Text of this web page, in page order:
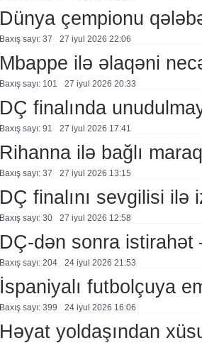
Dünya çempionu
Baxış sayı: 37 27 i̇yul 2026 22:06
Mbappe ilə əlaqəni
Baxış sayı: 101 27 i̇yul 2026 20:33
DÇ finalında
Baxış sayı: 91 27 i̇yul 2026 17:41
Rihanna ilə bağlı
Baxış sayı: 37 27 i̇yul 2026 13:15
DÇ finalını sevgilisi ilə
Baxış sayı: 30 27 i̇yul 2026 12:58
DÇ-dən sonra istirahət
Baxış sayı: 204 24 i̇yul 2026 21:53
İspaniyalı futbolçuya
Baxış sayı: 399 24 i̇yul 2026 16:06
Həyat yoldaşından